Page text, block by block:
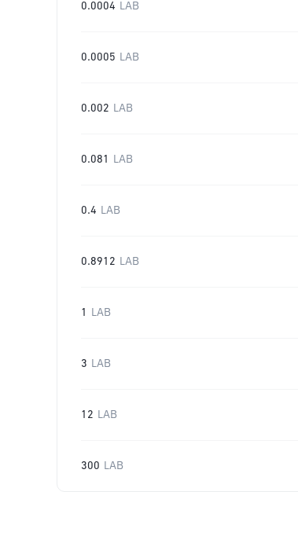
0.0004 LAB
0.0005 LAB
0.002 LAB
0.081 LAB
0.4 LAB
0.8912 LAB
1 LAB
3 LAB
12 LAB
300 LAB